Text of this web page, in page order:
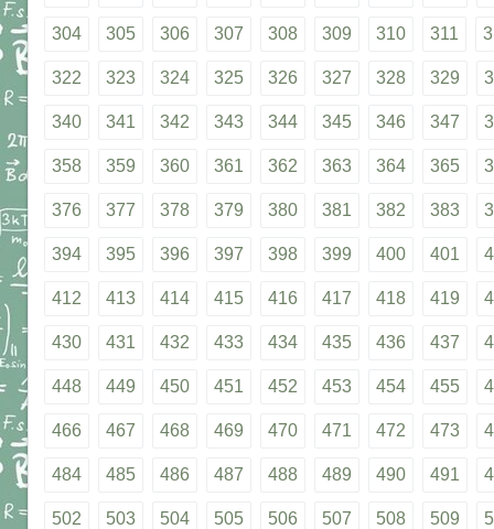
304 305 306 307 308 309 310 311
322 323 324 325 326 327 328 329
340 341 342 343 344 345 346 347
358 359 360 361 362 363 364 365
376 377 378 379 380 381 382 383
394 395 396 397 398 399 400 401
412 413 414 415 416 417 418 419
430 431 432 433 434 435 436 437
448 449 450 451 452 453 454 455
466 467 468 469 470 471 472 473
484 485 486 487 488 489 490 491
502 503 504 505 506 507 508 509